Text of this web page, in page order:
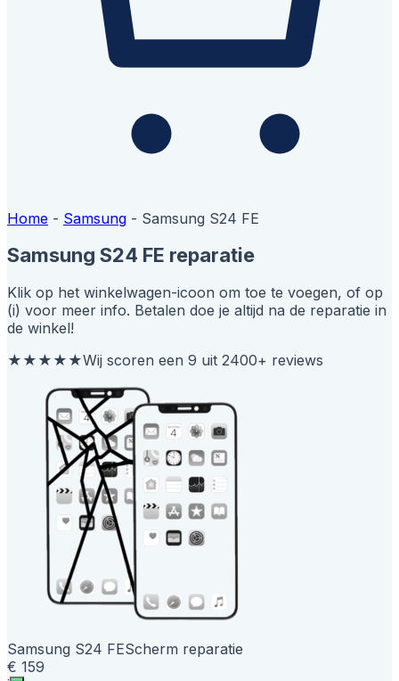
Home - Samsung - Samsung S24 FE
Samsung S24 FE reparatie
Klik op het winkelwagen-icoon om toe te voegen, of op
(i) voor meer info. Betalen doe je altijd na de reparatie in
de winkel!
★★★★★Wij scoren een 9 uit 2400+ reviews
Samsung S24 FEScherm reparatie
€ 159